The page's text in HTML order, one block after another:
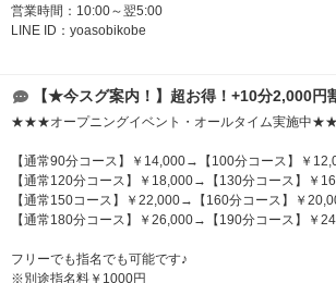
営業時間：10:00～翌5:00
LINE ID：yoasobikobe
【★今スグ案内！】超お得！+10分2,000円
★★★オープニングイベント・オールタイム実施中
【通常90分コース】￥14,000→【100分コース】￥
【通常120分コース】￥18,000→【130分コース】￥
【通常150コース】￥22,000→【160分コース】￥
【通常180分コース】￥26,000→【190分コース】￥
フリーでも指名でも可能です♪
※別途指名料￥1000円